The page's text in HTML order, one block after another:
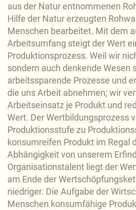
aus der Natur entnommenen
Hilfe der Natur erzeugten
Menschen bearbeitet. Mit dem
Arbeitsumfang steigt der Wert
Produktionsprozess. Weil wir
sondern auch denkende Wesen
arbeitssparende Prozesse und
die uns Arbeit abnehmen; wir
Arbeitseinsatz je Produkt und
Wert. Der Wertbildungsprozess
Produktionsstufe zu
konsumreifen Produkt im Regal
Abhängigkeit von unserem
Organisationstalent liegt der
am Ende der
niedriger. Die Aufgabe der
Menschen konsumfähige